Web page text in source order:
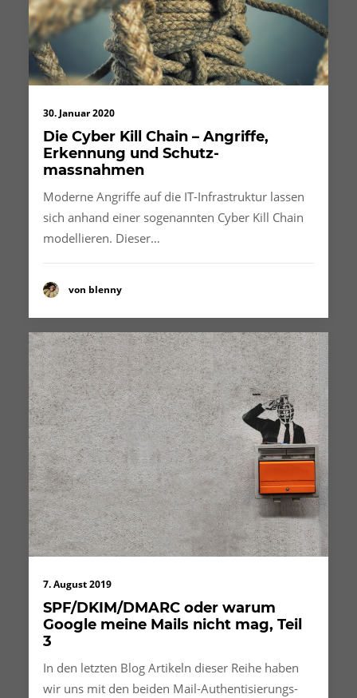
30. Januar 2020
Die Cyber Kill Chain – Angriffe,
Erkennung und Schutz­
massnahmen
Moderne Angriffe auf die IT-Infrastruktur lassen
sich anhand einer sogenannten Cyber Kill Chain
modellieren. Dieser…
von blenny
7. August 2019
SPF/DKIM/DMARC oder warum
Google meine Mails nicht mag, Teil
3
In den letzten Blog Artikeln dieser Reihe haben
wir uns mit den beiden Mail-Authentisierungs-